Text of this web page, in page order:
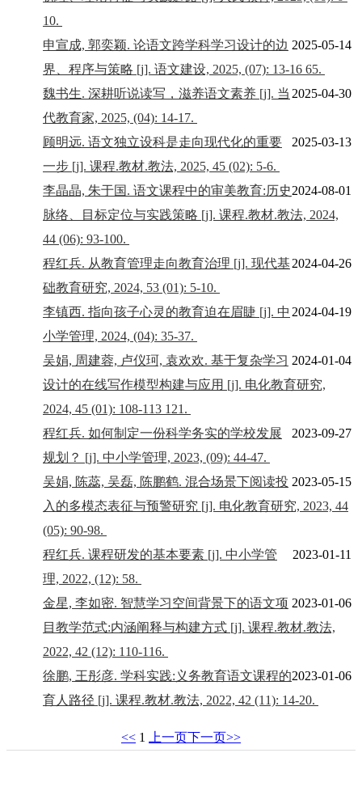
10.
2025-05-14
申宣成, 郭奕颖. 论语文跨学科学习设计的边
界、程序与策略 [j]. 语文建设, 2025, (07): 13-16 65.
2025-04-30
魏书生. 深耕听说读写，滋养语文素养 [j]. 当
代教育家, 2025, (04): 14-17.
2025-03-13
顾明远. 语文独立设科是走向现代化的重要
一步 [j]. 课程.教材.教法, 2025, 45 (02): 5-6.
2024-08-01
李晶晶, 朱于国. 语文课程中的审美教育:历史
脉络、目标定位与实践策略 [j]. 课程.教材.教法, 2024,
44 (06): 93-100.
2024-04-26
程红兵. 从教育管理走向教育治理 [j]. 现代基
础教育研究, 2024, 53 (01): 5-10.
2024-04-19
李镇西. 指向孩子心灵的教育迫在眉睫 [j]. 中
小学管理, 2024, (04): 35-37.
2024-01-04
吴娟, 周建蓉, 卢仪珂, 袁欢欢. 基于复杂学习
设计的在线写作模型构建与应用 [j]. 电化教育研究,
2024, 45 (01): 108-113 121.
2023-09-27
程红兵. 如何制定一份科学务实的学校发展
规划？ [j]. 中小学管理, 2023, (09): 44-47.
2023-05-15
吴娟, 陈蕊, 吴磊, 陈鹏鹤. 混合场景下阅读投
入的多模态表征与预警研究 [j]. 电化教育研究, 2023, 44
(05): 90-98.
2023-01-11
程红兵. 课程研发的基本要素 [j]. 中小学管
理, 2022, (12): 58.
2023-01-06
金星, 李如密. 智慧学习空间背景下的语文项
目教学范式:内涵阐释与构建方式 [j]. 课程.教材.教法,
2022, 42 (12): 110-116.
2023-01-06
徐鹏, 王彤彦. 学科实践:义务教育语文课程的
育人路径 [j]. 课程.教材.教法, 2022, 42 (11): 14-20.
<< 1 上一页下一页>>